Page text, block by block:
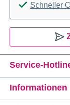
Service-
Informationen
Schneller